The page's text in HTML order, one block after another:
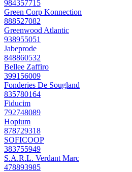
984357715
Green Corp Konnection
888527082
Greenwood Atlantic
938955051
Jabeprode
848860532
Bellee Zaffiro
399156009
Fonderies De Sougland
835780164
Fiducim
792748089
Hopium
878729318
SOFICOOP
383755949
S.A.R.L. Verdant Marc
478893985